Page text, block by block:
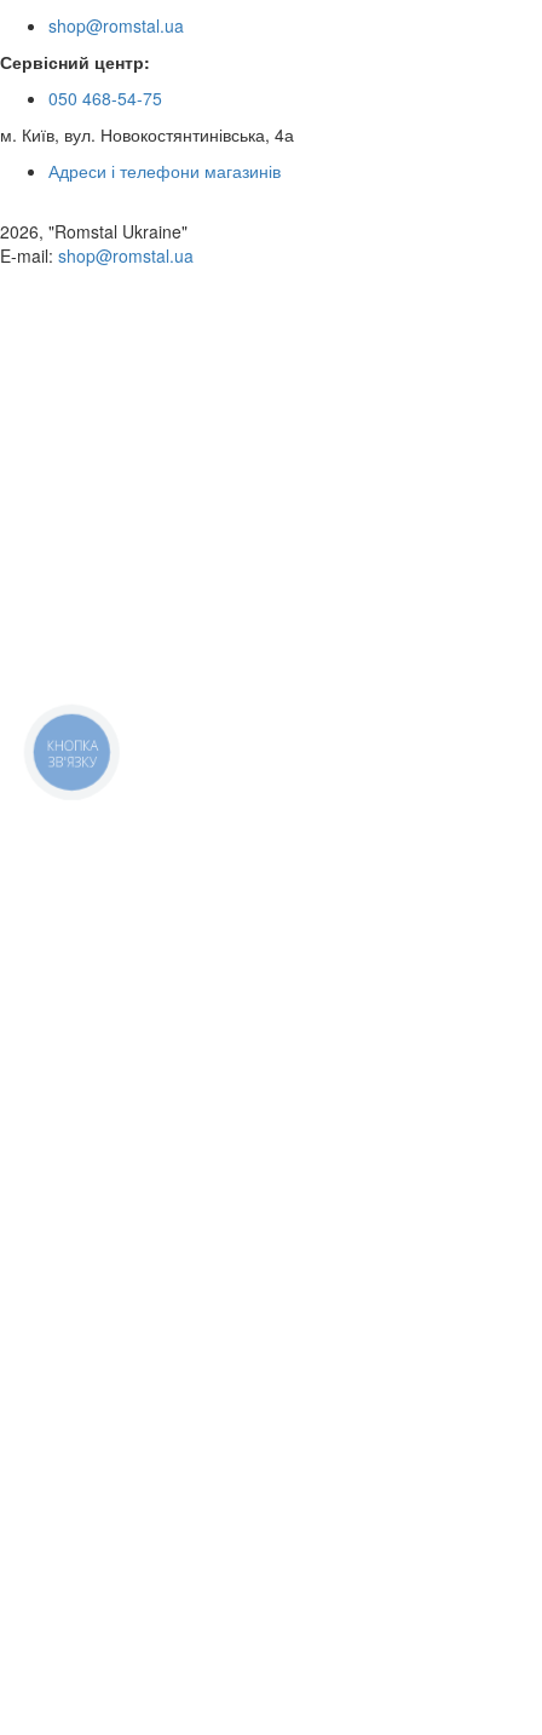
shop@romstal.ua
Сервісний центр:
050 468-54-75
м. Київ, вул. Новокостянтинівська, 4а
Адреси і телефони магазинів
2026, "Romstal Ukraine"
​E-mail: shop@romstal.ua
КНОПКА
ЗВ'ЯЗКУ